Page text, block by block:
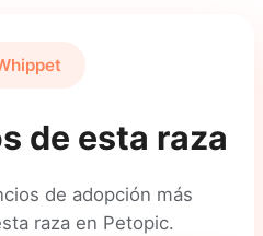
de esta raza
de adopción más
raza en Petopic.